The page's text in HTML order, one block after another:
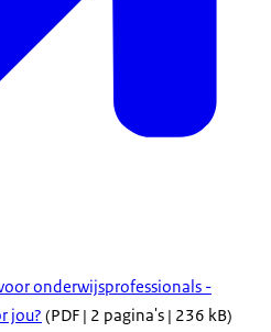
onderwijsprofessionals -
jou? (PDF | 2 pagina's | 236 kB)